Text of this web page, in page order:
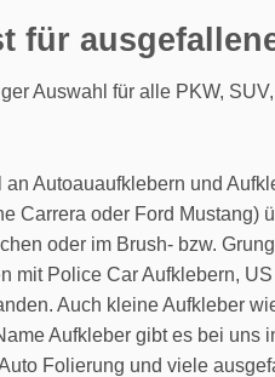
für
Auswahl für alle PKW,
Autoauaufklebern und
Carrera oder Ford Mustang)
oder im Brush- bzw.
mit Police Car Aufklebern,
Auch kleine Aufkleber
Aufkleber gibt es bei uns
Folierung und viele